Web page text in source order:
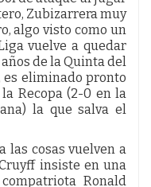
Zubizarrera muy
algo visto como un
vuelve a quedar
de la Quinta del
eliminado pronto
Recopa (2-0 en la
la que salva el
las cosas vuelven a
insiste en una
Ronald